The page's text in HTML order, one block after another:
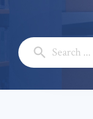
Full